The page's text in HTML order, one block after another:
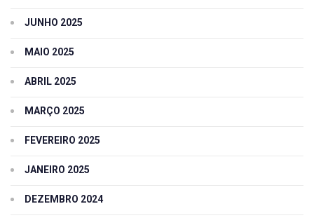
JUNHO 2025
MAIO 2025
ABRIL 2025
MARÇO 2025
FEVEREIRO 2025
JANEIRO 2025
DEZEMBRO 2024